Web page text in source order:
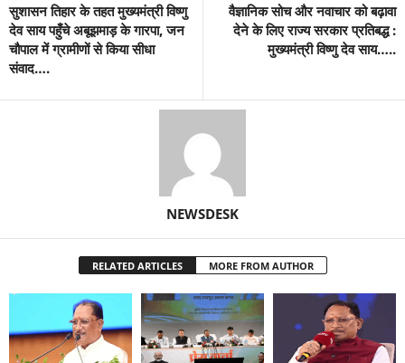
सुशासन तिहार के तहत मुख्यमंत्री विष्णु
देव साय पहुँचे अबूझमाड़ के गारपा, जन
चौपाल में ग्रामीणों से किया सीधा
संवाद….
वैज्ञानिक सोच और नवाचार को बढ़ावा
देने के लिए राज्य सरकार प्रतिबद्ध :
मुख्यमंत्री विष्णु देव साय…..
NEWSDESK
RELATED ARTICLES MORE FROM AUTHOR